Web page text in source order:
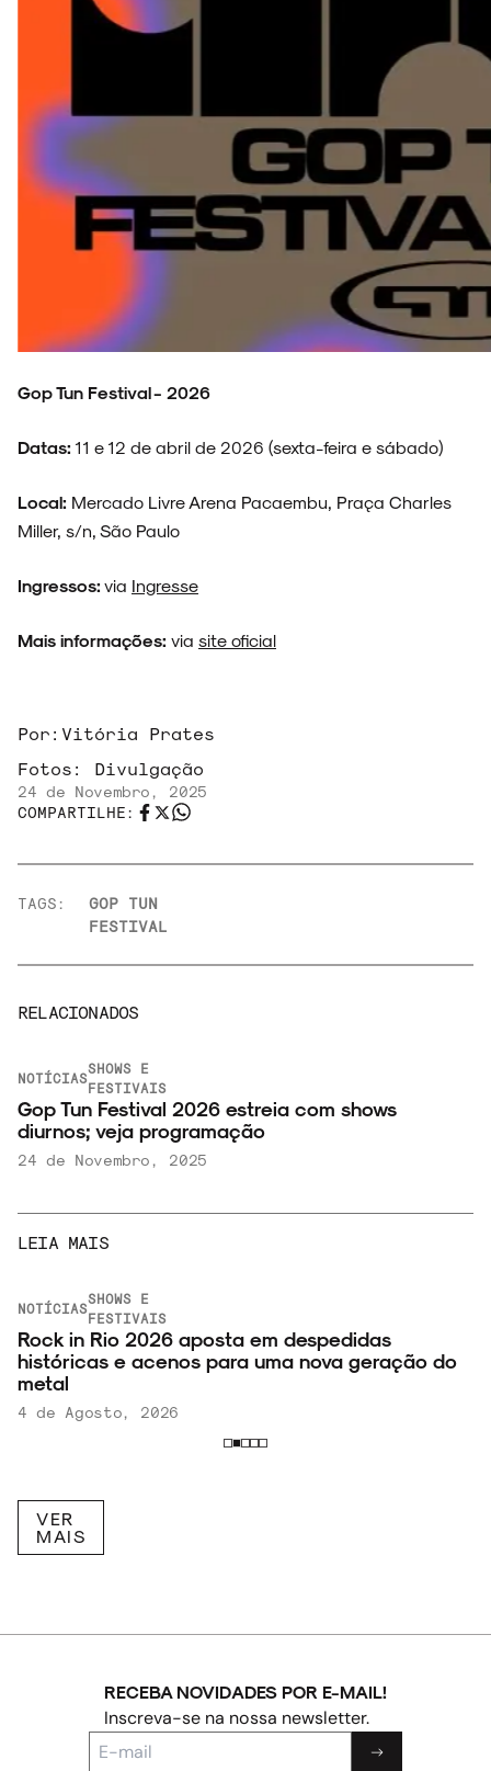
ARQUIVO
ESPECIAIS
NOVIDADES
NOIZE RECORD CLUB
Gop Tun Festival - 2026
Datas: 11 e 12 de abril de 2026 (sexta-feira e sábado)
Local: Mercado Livre Arena Pacaembu, Praça Charles
Miller, s/n, São Paulo
Ingressos: via Ingresse
Mais informações: via site oficial
Por: Vitória Prates
Fotos: Divulgação
24 de Novembro, 2025
COMPARTILHE:
TAGS:
GOP TUN
FESTIVAL
RELACIONADOS
NOTÍCIAS
SHOWS E
FESTIVAIS
Gop Tun Festival 2026 estreia com shows
diurnos; veja programação
24 de Novembro, 2025
LEIA MAIS
NOTÍCIAS
SHOWS E
FESTIVAIS
Rock in Rio 2026 aposta em despedidas
históricas e acenos para uma nova geração do
metal
4 de Agosto, 2026
VER
MAIS
RECEBA NOVIDADES POR E-MAIL!
Inscreva-se na nossa newsletter.